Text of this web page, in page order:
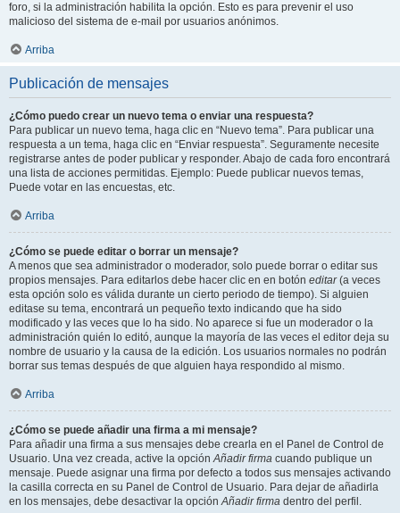
foro, si la administración habilita la opción. Esto es para prevenir el uso
malicioso del sistema de e-mail por usuarios anónimos.
Arriba
Publicación de mensajes
¿Cómo puedo crear un nuevo tema o enviar una respuesta?
Para publicar un nuevo tema, haga clic en “Nuevo tema”. Para publicar una
respuesta a un tema, haga clic en “Enviar respuesta”. Seguramente necesite
registrarse antes de poder publicar y responder. Abajo de cada foro encontrará
una lista de acciones permitidas. Ejemplo: Puede publicar nuevos temas,
Puede votar en las encuestas, etc.
Arriba
¿Cómo se puede editar o borrar un mensaje?
A menos que sea administrador o moderador, solo puede borrar o editar sus
propios mensajes. Para editarlos debe hacer clic en en botón editar(a veces
esta opción solo es válida durante un cierto periodo de tiempo). Si alguien
editase su tema, encontrará un pequeño texto indicando que ha sido
modificado y las veces que lo ha sido. No aparece si fue un moderador o la
administración quién lo editó, aunque la mayoría de las veces el editor deja su
nombre de usuario y la causa de la edición. Los usuarios normales no podrán
borrar sus temas después de que alguien haya respondido al mismo.
Arriba
¿Cómo se puede añadir una firma a mi mensaje?
Para añadir una firma a sus mensajes debe crearla en el Panel de Control de
Usuario. Una vez creada, active la opciónAñadir firma cuando publique un
mensaje. Puede asignar una firma por defecto a todos sus mensajes activando
la casilla correcta en su Panel de Control de Usuario. Para dejar de añadirla
en los mensajes, debe desactivar la opciónAñadir firma dentro del perfil.